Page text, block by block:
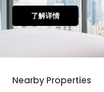
了解详情
Nearby Properties